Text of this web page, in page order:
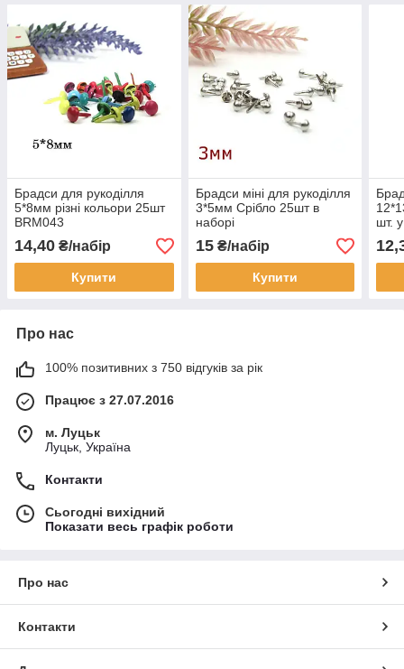
Брадси для рукоділля
5*8мм різні кольори 25шт
BRM043
14,40 ₴/набір
Купити
Брадси міні для рукоділля
3*5мм Срібло 25шт в
наборі
15₴/набір
Купити
шт.
Про нас
100% позитивних з 750 відгуків за рік
Працює з 27.07.2016
м. Луцьк
Луцьк, Україна
Контакти
Сьогодні вихідний
Показати весь графік роботи
Про нас
Контакти